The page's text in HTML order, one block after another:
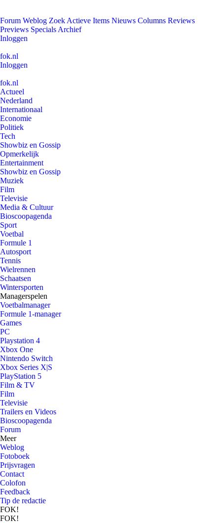
Forum Weblog Zoek Actieve Items Nieuws Columns Reviews
Previews Specials Archief
Inloggen
fok.nl
Inloggen
fok.nl
Actueel
Nederland
Internationaal
Economie
Politiek
Tech
Showbiz en Gossip
Opmerkelijk
Entertainment
Showbiz en Gossip
Muziek
Film
Televisie
Media & Cultuur
Bioscoopagenda
Sport
Voetbal
Formule 1
Autosport
Tennis
Wielrennen
Schaatsen
Wintersporten
Managerspelen
Voetbalmanager
Formule 1-manager
Games
PC
Playstation 4
Xbox One
Nintendo Switch
Xbox Series X|S
PlayStation 5
Film & TV
Film
Televisie
Trailers en Videos
Bioscoopagenda
Forum
Meer
Weblog
Fotoboek
Prijsvragen
Contact
Colofon
Feedback
Tip de redactie
FOK!
FOK!